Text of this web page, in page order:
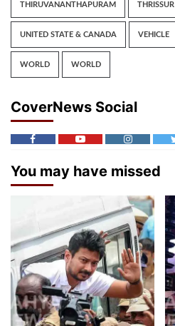
THIRUVANANTHAPURAM THRISSUR
UNITED STATE & CANADA VEHICLE
WORLD WORLD
CoverNews Social
You may have missed